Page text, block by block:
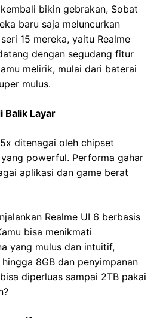
bikin gebrakan, Sobat
baru saja meluncurkan
15 mereka, yaitu Realme
dengan segudang fitur
melirik, mulai dari baterai
mulus.
Balik Layar
ditenagai oleh chipset
powerful. Performa gahar
aplikasi dan game berat
Realme UI 6 berbasis
bisa menikmati
yang mulus dan intuitif,
8GB dan penyimpanan
diperluas sampai 2TB pakai